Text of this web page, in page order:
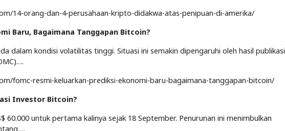
14-orang-dan-4-perusahaan-kripto-didakwa-atas-penipuan-di-amerika/
Baru, Bagaimana Tanggapan Bitcoin?
dalam kondisi volatilitas tinggi. Situasi ini semakin dipengaruhi oleh hasil publikasi
fomc-resmi-keluarkan-prediksi-ekonomi-baru-bagaimana-tanggapan-bitcoin/
Investor Bitcoin?
untuk pertama kalinya sejak 18 September. Penurunan ini menimbulkan